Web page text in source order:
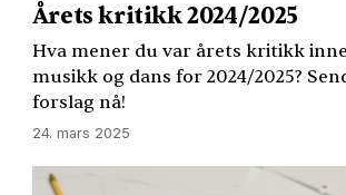
Årets kritikk 2024/2025
Hva mener du var årets kritikk
musikk og dans for 2024/2025?
forslag nå!
24. mars 2025